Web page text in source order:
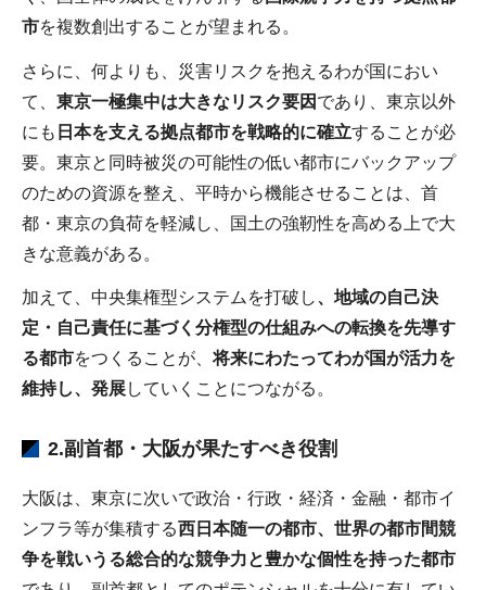
市を複数創出することが望まれる。
さらに、何よりも、災害リスクを抱えるわが国におい
て、 東京一極集中は大きなリスク要因 であり、東京以外
にも 日本を⽀える拠点都市を戦略的に確⽴することが必
要。東京と同時被災の可能性の低い都市にバックアップ
のための資源を整え、平時から機能させることは、首
都・東京の負荷を軽減し、国土の強靭性を高める上で大
きな意義がある。
加えて、中央集権型システムを打破し、地域の自己決
定・自己責任に基づく分権型の仕組みへの転換を先導す
る都市をつくることが、将来にわたってわが国が活⼒を
維持し、発展していくことにつながる。
2.副首都・大阪が果たすべき役割
大阪は、東京に次いで政治・行政・経済・金融・都市イ
ンフラ等が集積する西日本随一の都市、世界の都市間競
争を戦いうる総合的な競争力と豊かな個性を持った都市